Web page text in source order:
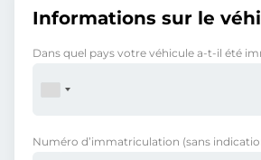
Informations sur le
Dans quel pays votre véhicule a-t-il été
Numéro d’immatriculation (sans